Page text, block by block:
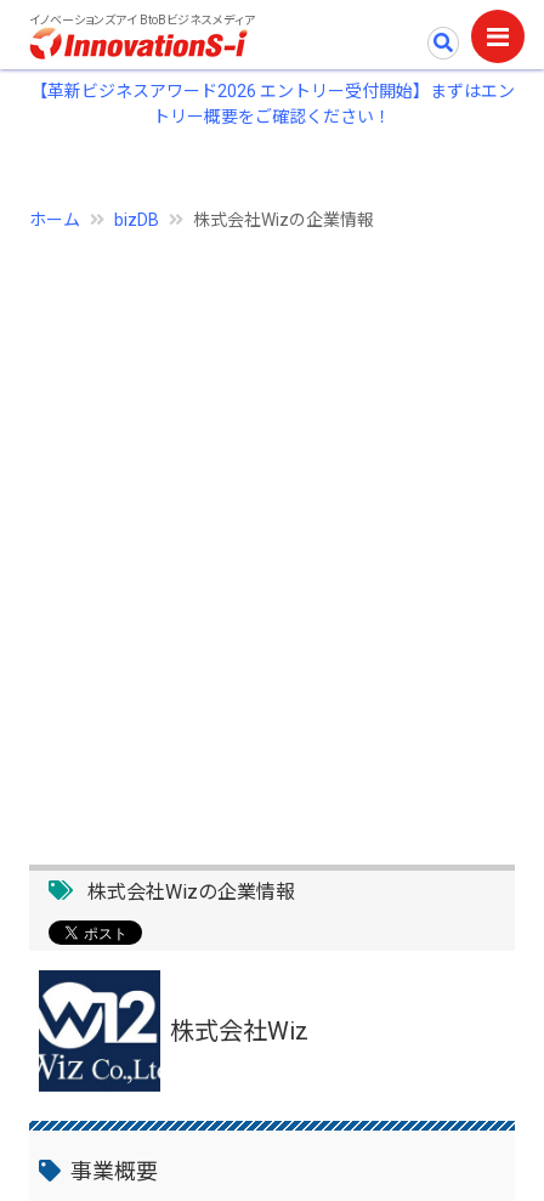
イノベーションズアイ BtoBビジネスメディア
【革新ビジネスアワード2026 エントリー受付開始】まずはエン
トリー概要をご確認ください！
ホーム bizDB 株式会社Wizの企業情報
株式会社Wizの企業情報
株式会社Wiz
事業概要